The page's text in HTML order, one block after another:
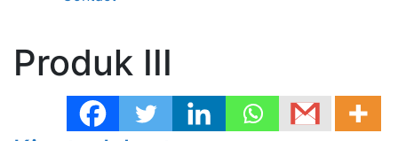
Button
Produk III